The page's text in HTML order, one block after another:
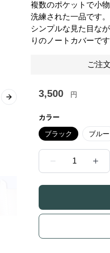
Next slide
複数のポケットで小
洗練された一品です。
シンプルな見た目な
りのノートカバーです
ご注
3,500 円
カラー
ブラック ブルー
1